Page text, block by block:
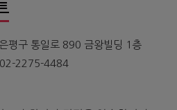
평구 통일로 890 금왕빌딩 1층
2275-4484